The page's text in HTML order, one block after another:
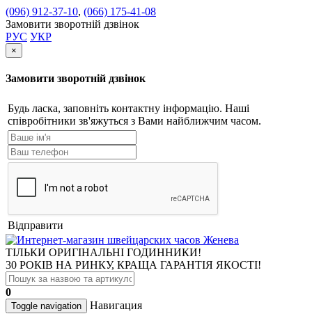
(096) 912-37-10, (066) 175-41-08
Замовити зворотній дзвінок
РУС УКР
×
Замовити зворотній дзвінок
Будь ласка, заповніть контактну інформацію. Наші
співробітники зв'яжуться з Вами найближчим часом.
Відправити
ТІЛЬКИ ОРИГІНАЛЬНІ ГОДИННИКИ!
30 РОКІВ НА РИНКУ, КРАЩА ГАРАНТІЯ ЯКОСТІ!
0
Toggle navigation Навигация